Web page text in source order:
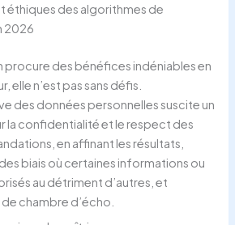
éthiques des algorithmes de
2026
procure des bénéfices indéniables en
elle n’est pas sans défis.
des données personnelles suscite un
la confidentialité et le respect des
en affinant les résultats,
biais où certaines informations ou
au détriment d’autres, et
chambre d’écho.